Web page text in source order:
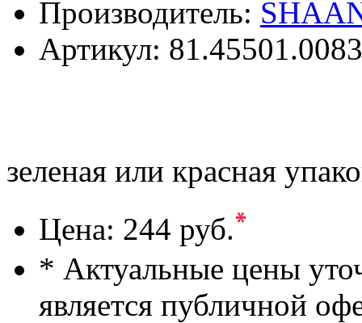
Производитель:
Артикул: 81.45501.0083
зеленая или красная
Цена: 244 руб.*
* Актуальные цены
является публичной